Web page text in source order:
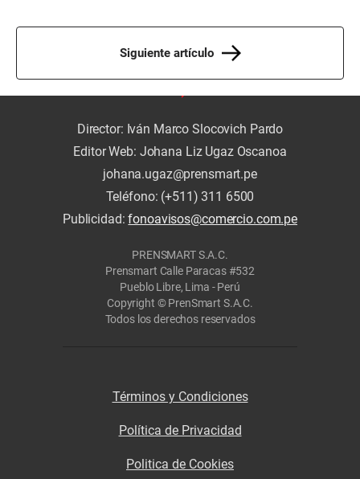
Siguiente artículo
Director: Iván Marco Slocovich Pardo
Editor Web: Johana Liz Ugaz Oscanoa
johana.ugaz@prensmart.pe
Teléfono: (+511) 311 6500
Publicidad:fonoavisos@comercio.com.pe
PRENSMART S.A.C.
Prensmart Calle Paracas #532
Pueblo Libre, Lima - Perú
Copyright © PrenSmart S.A.C.
Todos los derechos reservados
Términos y Condiciones
Política de Privacidad
Politica de Cookies